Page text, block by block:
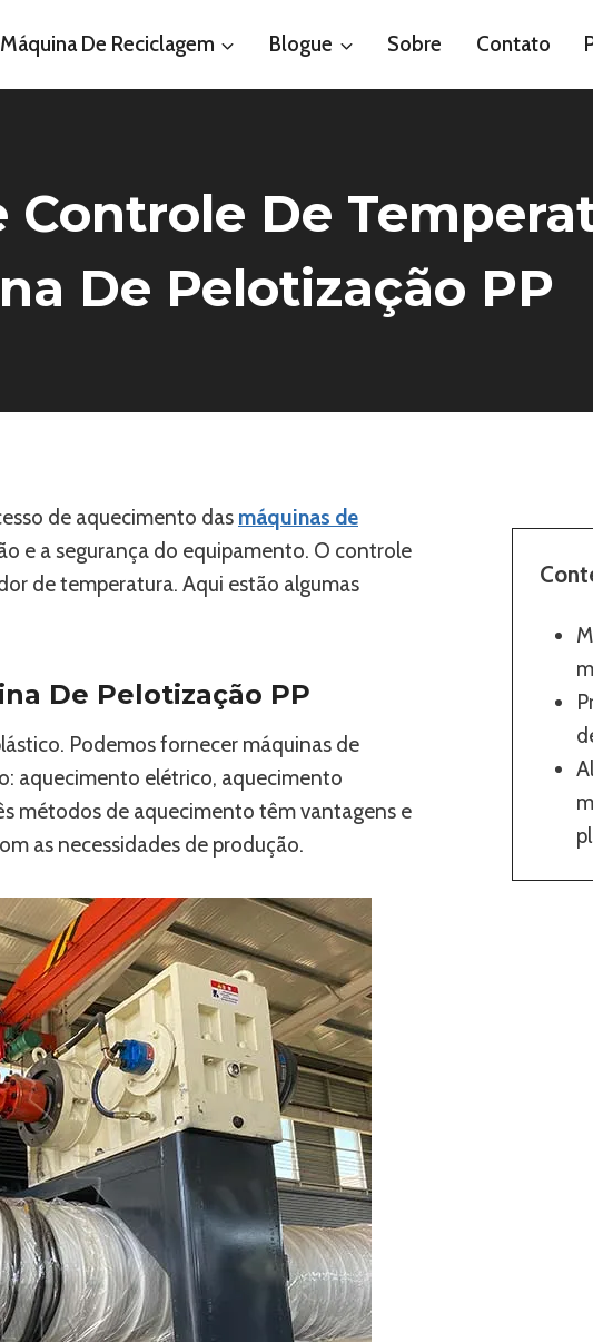
Máquina De Reciclagem Blogue Sobre Contato
Controle De
De Pelotização PP
de aquecimento das máquinas de
e a segurança do equipamento. O controle
de temperatura. Aqui estão algumas
De Pelotização PP
Podemos fornecer máquinas de
aquecimento elétrico, aquecimento
métodos de aquecimento têm vantagens e
as necessidades de produção.